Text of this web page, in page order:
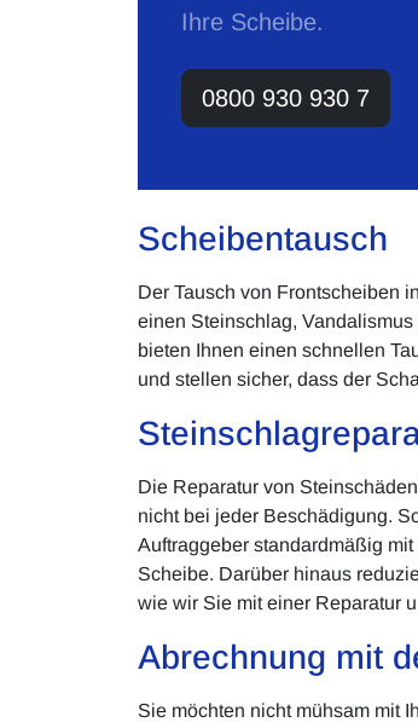
Ihre Scheibe.
0800 930 930 7
Scheibentausch
Der Tausch von Frontscheiben
einen Steinschlag,
bieten Ihnen einen schnellen
und stellen sicher, dass der
Die Reparatur von
nicht bei jeder Beschädigung.
Auftraggeber standardmäßig
Scheibe. Darüber hinaus
wie wir Sie mit einer Reparatur
Abrechnung mit
Sie möchten nicht mühsam mit